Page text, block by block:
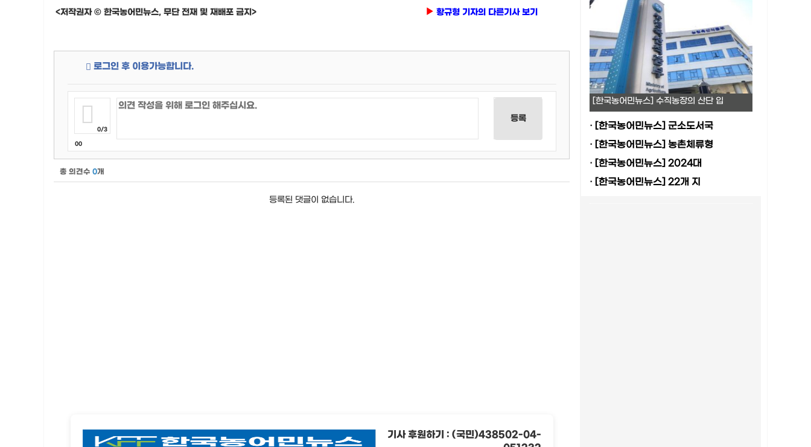
<저작권자 © 한국농어민뉴스, 무단 전재 및 재배포 금지>
황규형 기자의 다른기사 보기
로그인 후 이용가능합니다.
0/3
00
등록
총 의견수 0개
등록된 댓글이 없습니다.
기사 후원하기 : (국민)438502-04-
[한국농어민뉴스] 수직농장의 산단 입
· [한국농어민뉴스] 군소도서국
· [한국농어민뉴스] 농촌체류형
· [한국농어민뉴스] 2024대
· [한국농어민뉴스] 22개 지